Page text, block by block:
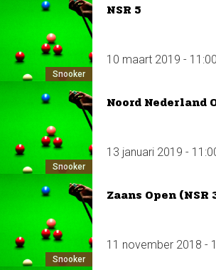
Snooker
NSR 5
10 maart 2019 - 11:00
Snooker
Noord Nederland
13 januari 2019 -
Snooker
Zaans Open (NSR
11 november 2018 -